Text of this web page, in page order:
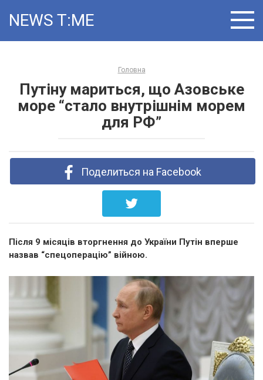
NEWS T:ME
Головна
Путіну мариться, що Азовське
море “стало внутрішнім морем
для РФ”
Поделиться на Facebook
Після 9 місяців вторгнення до України Путін вперше
назвав “спецоперацію” війною.